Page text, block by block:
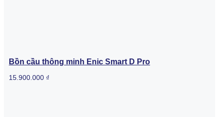
Bồn cầu thông minh Enic Smart D Pro
15.900.000 ₫